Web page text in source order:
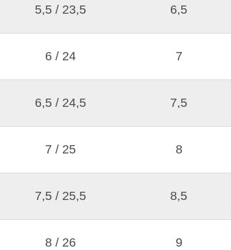
5,5 / 23,5 6,5
6 / 24 7
6,5 / 24,5 7,5
7 / 25 8
7,5 / 25,5 8,5
8 / 26 9